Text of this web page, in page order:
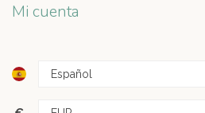
Mi cuenta